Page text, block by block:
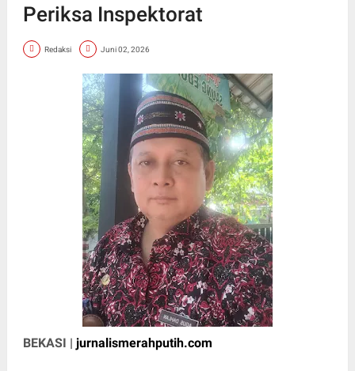
Periksa Inspektorat
Redaksi Juni 02, 2026
BEKASI | jurnalismerahputih.com